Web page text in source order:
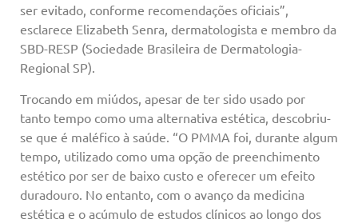
ser evitado, conforme recomendações oficiais”,
esclarece Elizabeth Senra, dermatologista e membro da
SBD-RESP (Sociedade Brasileira de Dermatologia-
Regional SP).
Trocando em miúdos, apesar de ter sido usado por
tanto tempo como uma alternativa estética, descobriu-
se que é maléfico à saúde. “O PMMA foi, durante algum
tempo, utilizado como uma opção de preenchimento
estético por ser de baixo custo e oferecer um efeito
duradouro. No entanto, com o avanço da medicina
estética e o acúmulo de estudos clínicos ao longo dos